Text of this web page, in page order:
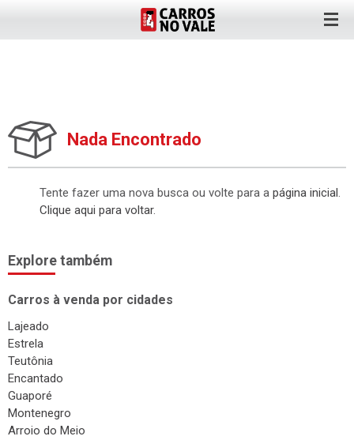
Nada Encontrado
Tente fazer uma nova busca ou volte para a página inicial.
Clique aqui para voltar.
Explore também
Carros à venda por cidades
Lajeado
Estrela
Teutônia
Encantado
Guaporé
Montenegro
Arroio do Meio